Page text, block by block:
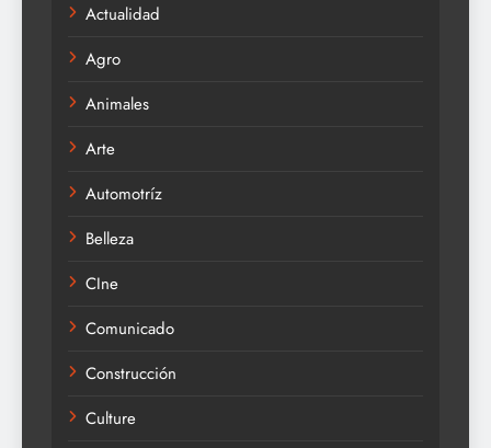
Actualidad
Agro
Animales
Arte
Automotríz
Belleza
CIne
Comunicado
Construcción
Culture